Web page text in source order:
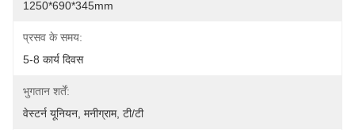
1250*690*345mm
प्रसव के समय:
5-8 कार्य दिवस
भुगतान शर्तें:
वेस्टर्न यूनियन, मनीग्राम, टी/टी